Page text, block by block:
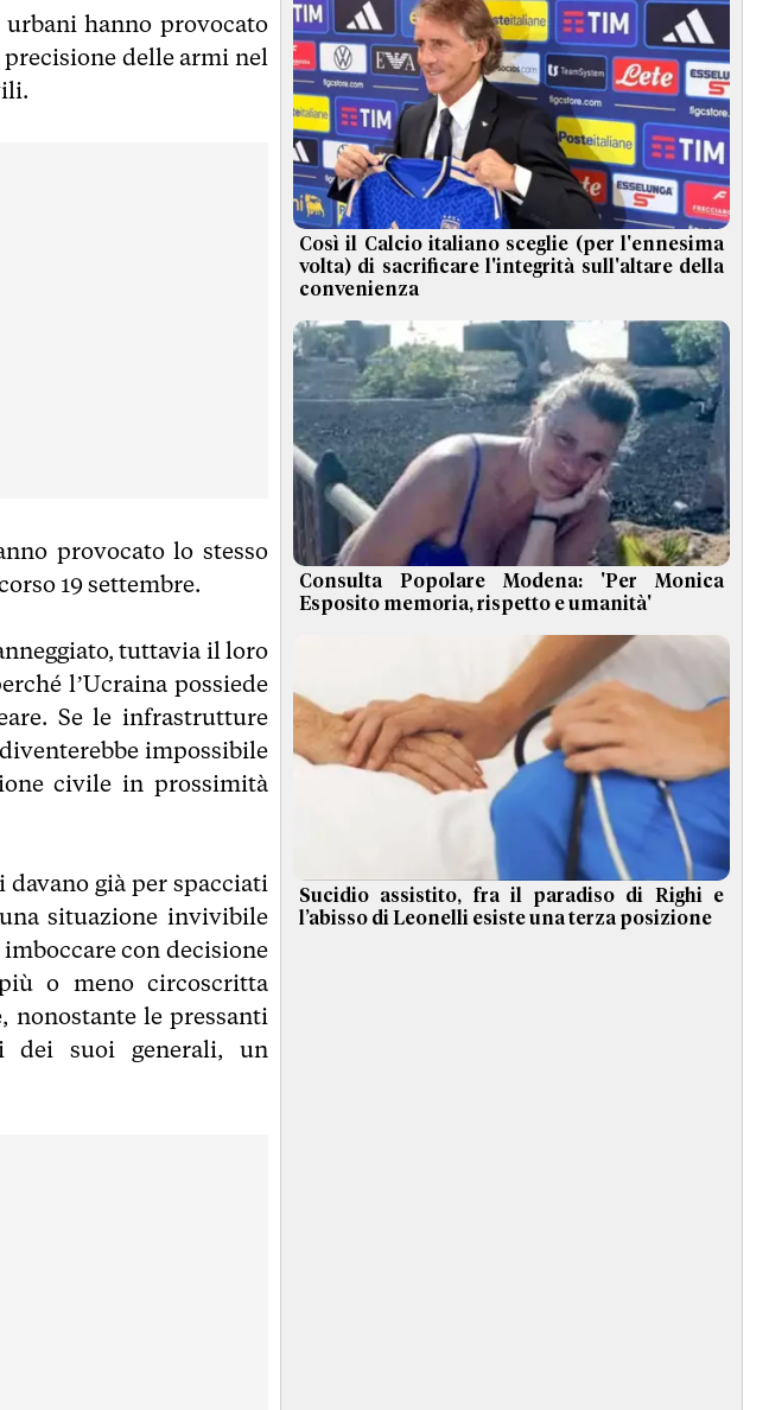
hanno provocato
delle armi nel
provocato lo stesso
19 settembre.
tuttavia il loro
l’Ucraina possiede
Se le infrastrutture
impossibile
civile in prossimità
già per spacciati
situazione invivibile
con decisione
o meno circoscritta
nonostante le pressanti
dei suoi generali, un
Così il Calcio italiano sceglie (per l'ennesima
volta) di sacrificare l'integrità sull'altare della
convenienza
Consulta Popolare Modena: 'Per Monica
Esposito memoria, rispetto e umanità'
Sucidio assistito, fra il paradiso di Righi e
l’abisso di Leonelli esiste una terza posizione